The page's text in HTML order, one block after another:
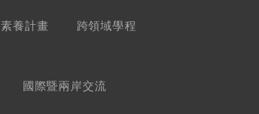
素養計畫 跨領域學程
國際暨兩岸交流